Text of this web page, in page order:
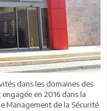
dans les domaines des
en 2016 dans la
Management de la Sécurité